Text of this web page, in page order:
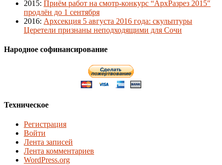
2015: Приём работ на смотр-конкурс “АрхРазрез 2015″
продлён до 1 сентября
2016: Архсекция 5 августа 2016 года: скульптуры
Церетели признаны неподходящими для Сочи
Народное софинансирование
Техническое
Регистрация
Войти
Лента записей
Лента комментариев
WordPress.org